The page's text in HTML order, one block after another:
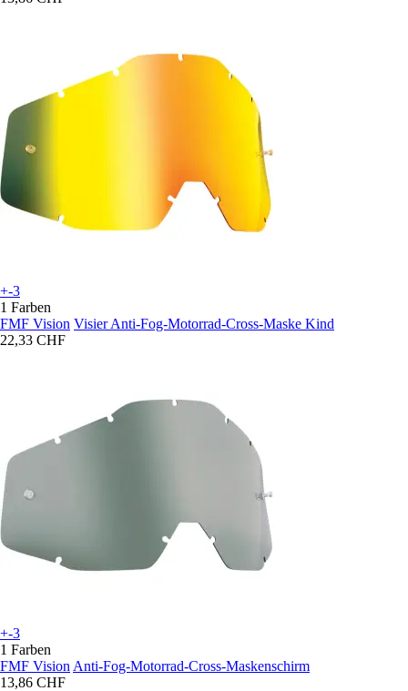
+-3
1 Farben
FMF Vision Visier Anti-Fog-Motorrad-Cross-Maske Kind
22,33 CHF
+-3
1 Farben
FMF Vision Anti-Fog-Motorrad-Cross-Maskenschirm
13,86 CHF